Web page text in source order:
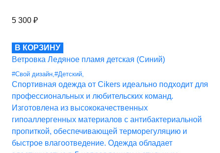
5 300 ₽
В КОРЗИНУ
Ветровка Ледяное пламя детская (Синий)
#Свой дизайн,#Детский,
Спортивная одежда от Cikers идеально подходит для
профессиональных и любительских команд.
Изготовлена из высококачественных
гипоаллергенных материалов с антибактериальной
пропиткой, обеспечивающей терморегуляцию и
быстрое влагоотведение. Одежда обладает